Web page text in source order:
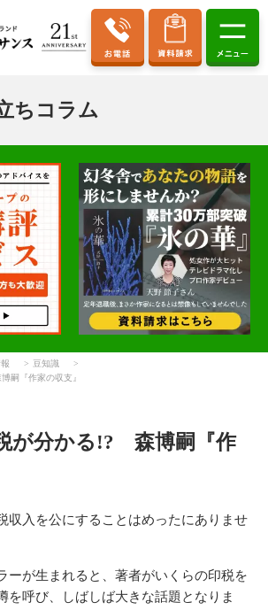
ちコラム
豆知識
嗣『作家の収支』
が分かる!? 森博嗣『作
収入を公にすることはめったにありませ
ーが生まれると、著者がいくらの印税を
を呼び、しばしば大きな話題となりま